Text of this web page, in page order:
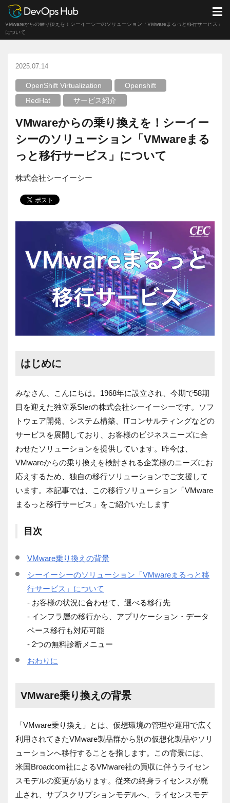
DevOps Hub ブログ サービス紹介
VMwareからの乗り換えを！シーイーシーのソリューション「VMwareまるっと移行サービス」
について
2025.07.14
OpenShift Virtualization
Openshift
RedHat
サービス紹介
VMwareからの乗り換えを！シーイー
シーのソリューション「VMwareまる
っと移行サービス」について
株式会社シーイーシー
はじめに
みなさん、こんにちは。1968年に設立され、今期で58期
目を迎えた独立系SIerの株式会社シーイーシーです。ソフ
トウェア開発、システム構築、ITコンサルティングなどの
サービスを展開しており、お客様のビジネスニーズに合
わせたソリューションを提供しています。昨今は、
VMwareからの乗り換えを検討される企業様のニーズにお
応えするため、独自の移行ソリューションでご支援して
います。本記事では、この移行ソリューション「VMware
まるっと移行サービス」をご紹介いたします
目次
VMware乗り換えの背景
シーイーシーのソリューション「VMwareまるっと移
行サービス」について
- お客様の状況に合わせて、選べる移行先
- インフラ層の移行から、アプリケーション・データ
ベース移行も対応可能
- 2つの無料診断メニュー
おわりに
VMware乗り換えの背景
「VMware乗り換え」とは、仮想環境の管理や運用で広く
利用されてきたVMware製品群から別の仮想化製品やソリ
ューションへ移行することを指します。この背景には、
米国Broadcom社によるVMware社の買収に伴うライセン
スモデルの変更があります。従来の終身ライセンスが廃
止され、サブスクリプションモデルへ、ライセンスモデ